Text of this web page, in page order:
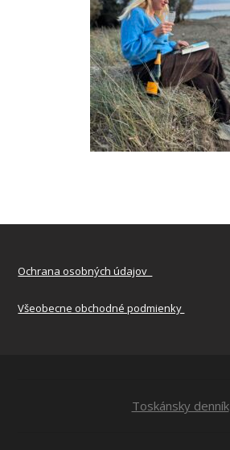
Ochrana osobných údajov
Všeobecne obchodné podmienky
Toskánsky denník